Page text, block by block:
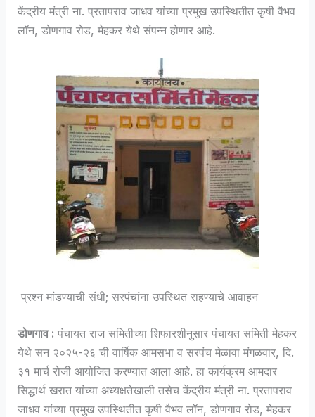
केंद्रीय मंत्री ना. प्रतापराव जाधव यांच्या प्रमुख उपस्थितीत कृषी वैभव
लॉन, डोणगाव रोड, मेहकर येथे संपन्न होणार आहे.
प्रश्न मांडण्याची संधी; सरपंचांना उपस्थित राहण्याचे आवाहन
डोणगाव : पंचायत राज समितीच्या शिफारशीनुसार पंचायत समिती मेहकर
येथे सन २०२५-२६ ची वार्षिक आमसभा व सरपंच मेळावा मंगळवार, दि.
३१ मार्च रोजी आयोजित करण्यात आला आहे. हा कार्यक्रम आमदार
सिद्धार्थ खरात यांच्या अध्यक्षतेखाली तसेच केंद्रीय मंत्री ना. प्रतापराव
जाधव यांच्या प्रमुख उपस्थितीत कृषी वैभव लॉन, डोणगाव रोड, मेहकर